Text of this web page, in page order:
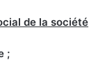
de la société
;